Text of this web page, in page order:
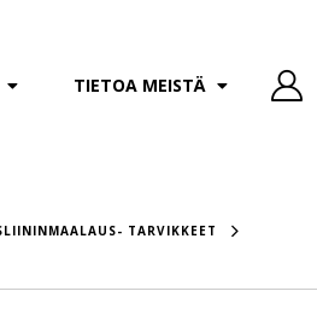
TIETOA MEISTÄ
TARVIKKEET